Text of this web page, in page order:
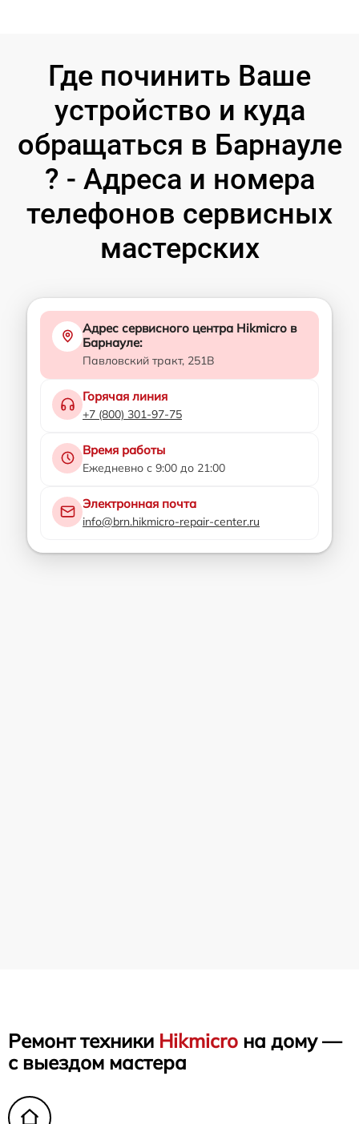
Где починить Ваше
устройство и куда
обращаться в Барнауле
? - Адреса и номера
телефонов сервисных
мастерских
Адрес сервисного центра Hikmicro в
Барнауле:
Павловский тракт, 251В
Горячая линия
+7 (800) 301-97-75
Время работы
Ежедневно с 9:00 до 21:00
Электронная почта
info@brn.hikmicro-repair-center.ru
Ремонт техники Hikmicro на дому —
с выездом мастера